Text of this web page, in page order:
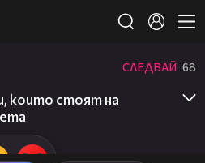
СЛЕДВАЙ 68
които стоят на